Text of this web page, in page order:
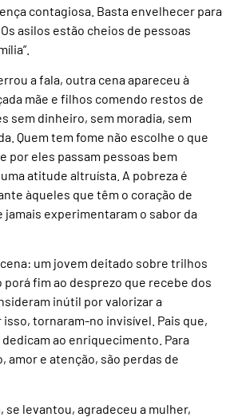
contagiosa. Basta envelhecer para
asilos estão cheios de pessoas
a fala, outra cena apareceu à
mãe e filhos comendo restos de
sem dinheiro, sem moradia, sem
Quem tem fome não escolhe o que
por eles passam pessoas bem
atitude altruísta. A pobreza é
àqueles que têm o coração de
jamais experimentaram o sabor da
um jovem deitado sobre trilhos
porá fim ao desprezo que recebe dos
inútil por valorizar a
tornaram-no invisível. Pais que,
ao enriquecimento. Para
amor e atenção, são perdas de
se levantou, agradeceu a mulher,